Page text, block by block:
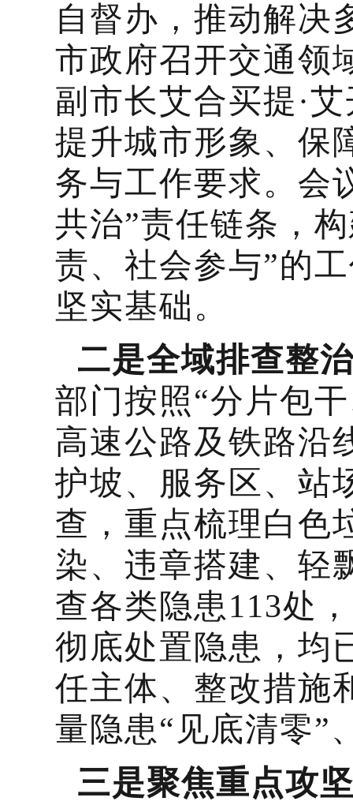
自督办，推动解决
市政府召开交通领
副市长艾合买提·
提升城市形象、保
务与工作要求。会
共治”责任链条，
责、社会参与”的
坚实基础。
二是全域排查整
部门按照“分片包
高速公路及铁路沿
护坡、服务区、站
查，重点梳理白色
染、违章搭建、轻
查各类隐患113处
彻底处置隐患，均
任主体、整改措施
量隐患“见底清零”
三是聚焦重点攻